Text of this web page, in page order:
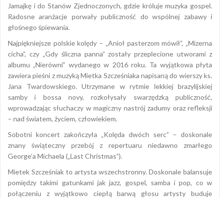
Jamajkę i do Stanów Zjednoczonych, gdzie króluje muzyka gospel.
Radosne aranżacje porwały publiczność do wspólnej zabawy i
głośnego śpiewania.
Najpiękniejsze polskie kolędy – „Anioł pasterzom mówił”, „Mizerna
cicha”, czy „Gdy śliczna panna” zostały przeplecione utworami z
albumu „Nierówni” wydanego w 2016 roku. Ta wyjątkowa płyta
zawiera pieśni z muzyką Mietka Szcześniaka napisaną do wierszy ks.
Jana Twardowskiego. Utrzymane w rytmie lekkiej brazylijskiej
samby i bossa novy, rozkołysały swarzędzką publiczność,
wprowadzając słuchaczy w magiczny nastrój zadumy oraz refleksji
– nad światem, życiem, człowiekiem.
Sobotni koncert zakończyła „Kolęda dwóch serc” – doskonale
znany świąteczny przebój z repertuaru niedawno zmarłego
George’a Michaela („Last Christmas”).
Mietek Szcześniak to artysta wszechstronny. Doskonale balansuje
pomiędzy takimi gatunkami jak jazz, gospel, samba i pop, co w
połączeniu z wyjątkowo ciepłą barwą głosu artysty buduje